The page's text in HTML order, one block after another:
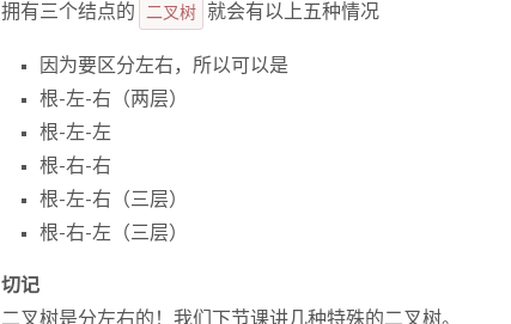
拥有三个结点的 二叉树 就会有以上五种情况
因为要区分左右，所以可以是
根-左-右（两层）
根-左-左
根-右-右
根-左-右（三层）
根-右-左（三层）
切记
二叉树是分左右的！我们下节课讲几种特殊的二叉树。